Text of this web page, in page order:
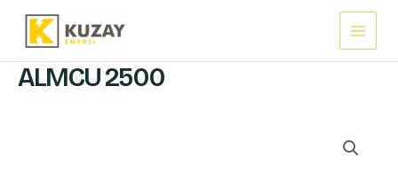
Main
Menu
ALMCU 2500